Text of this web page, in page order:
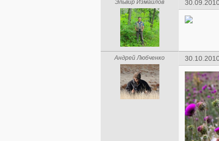
Эльвир Измайлов
Андрей Любченко